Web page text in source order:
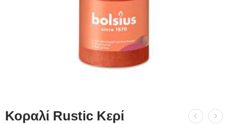
Κοραλί Rustic Κερί